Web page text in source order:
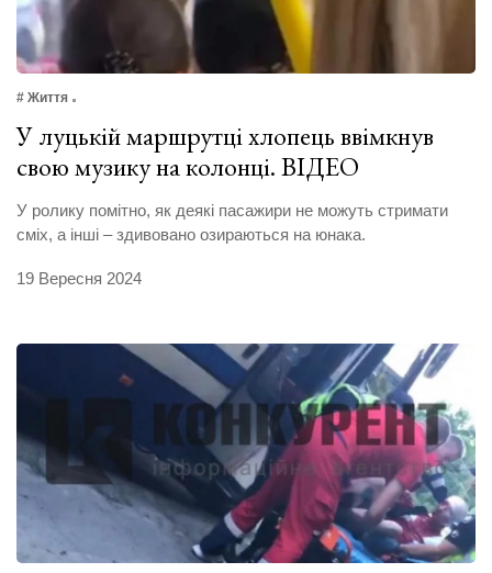
# Життя
У луцькій маршрутці хлопець ввімкнув
свою музику на колонці. ВІДЕО
У ролику помітно, як деякі пасажири не можуть стримати
сміх, а інші – здивовано озираються на юнака.
19 Вересня 2024